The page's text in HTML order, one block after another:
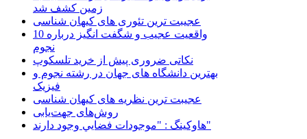
زمین کشف شد
عجیبت ترین تئوری های کیهان شناسی
10 واقعیت عجیب و شگفت انگیز درباره
نجوم
نکاتی ضروری پیش از خرید تلسکوپ
بهترین دانشگاه های جهان در رشته نجوم و
فیزیک
عجیبت ترین نظریه های کیهان شناسی
روش‌های جهت‌یابی
هاوكينگ : "موجودات فضايي وجود دارند"